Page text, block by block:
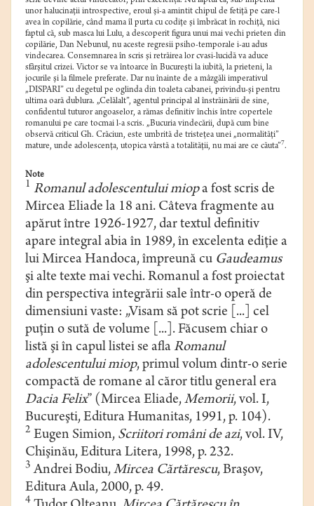
unor halucinaţii introspective, eroul şi-a amintit chipul de fetiţă pe care-l
avea în copilărie, când mama îl purta cu codiţe şi îmbrăcat în rochiţă, nici
faptul că, sub masca lui Lulu, a descoperit figura unui mai vechi prieten din
copilărie, Dan Nebunul, nu aceste regresii psiho-temporale i-au adus
vindecarea. Consemnarea în scris şi retrăirea lor cvasi-lucidă va aduce
sfârşitul crizei. Victor se va întoarce în Bucureşti la iubită, la prieteni, la
jocurile şi la filmele preferate. Dar nu înainte de a mâzgăli imperativul
„DISPARI” cu degetul pe oglinda din toaleta cabanei, privindu-şi pentru
ultima oară dublura. „Celălalt”, agentul principal al înstrăinării de sine,
confidentul tuturor angoaselor, a rămas definitiv închis între copertele
romanului pe care tocmai l-a scris. „Bucuria vindecării, după cum bine
observă criticul Gh. Crăciun, este umbrită de tristeţea unei „normalităţi”
mature, unde adolescenţa, utopica vârstă a totalităţii, nu mai are ce căuta”7.
Note
1 Romanul adolescentului miopa fost scris de
Mircea Eliade la 18 ani. Câteva fragmente au
apărut între 1926-1927, dar textul definitiv
apare integral abia în 1989, în excelenta ediţie a
lui Mircea Handoca, împreună cu Gaudeamus
şi alte texte mai vechi. Romanul a fost proiectat
din perspectiva integrării sale într-o operă de
dimensiuni vaste: „Visam să pot scrie [...] cel
puţin o sută de volume [...]. Făcusem chiar o
listă şi în capul listei se afla Romanul
adolescentului miop, primul volum dintr-o serie
compactă de romane al căror titlu general era
Dacia Felix” (Mircea Eliade,Memorii, vol. I,
Bucureşti, Editura Humanitas, 1991, p. 104).
2 Eugen Simion, Scriitori români de azi, vol. IV,
Chişinău, Editura Litera, 1998, p. 232.
3 Andrei Bodiu,Mircea Cărtărescu, Braşov,
Editura Aula, 2000, p. 49.
4